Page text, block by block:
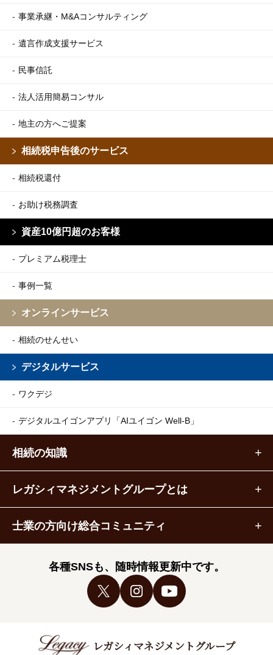
事業承継・M&Aコンサルティング
遺言作成支援サービス
民事信託
法人活用簡易コンサル
地主の方へご提案
相続税申告後のサービス
相続税還付
お助け税務調査
資産10億円超のお客様
プレミアム税理士
事例一覧
オンラインサービス
相続のせんせい
デジタルサービス
ワクデジ
デジタルユイゴンアプリ 「AIユイゴン Well-B」
相続の知識
レガシィマネジメントグループとは
士業の方向け総合コミュニティ
各種SNSも、随時情報更新中です。
レガシィマネジメントグループ